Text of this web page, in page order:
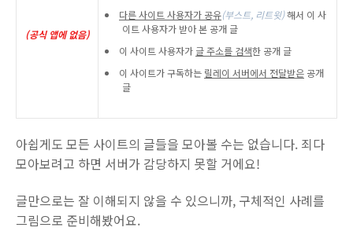
(공식 앱에 없음)
다른 사이트 사용자가 공유(부스트, 리트윗)해서 이 사
이트 사용자가 받아 본 공개 글
이 사이트 사용자가 글 주소를 검색한 공개 글
이 사이트가 구독하는 릴레이 서버에서 전달받은 공개
글
아쉽게도 모든 사이트의 글들을 모아볼 수는 없습니다. 죄다
모아보려고 하면 서버가 감당하지 못할 거에요!
글만으로는 잘 이해되지 않을 수 있으니까, 구체적인 사례를
그림으로 준비해봤어요.